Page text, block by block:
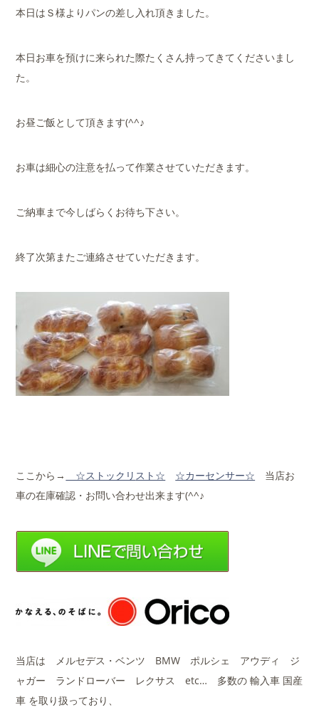
本日はＳ様よりパンの差し入れ頂きました。
本日お車を預けに来られた際たくさん持ってきてくださいまし
た。
お昼ご飯として頂きます(^^♪
お車は細心の注意を払って作業させていただきます。
ご納車まで今しばらくお待ち下さい。
終了次第またご連絡させていただきます。
ここから→ ☆ストックリ スト☆ ☆カーセンサー☆ 当店お
車の在庫確認・お問い合わせ出来ます(^^♪
当店は メルセデス・ベンツ BMW ポルシェ アウディ ジ
ャガー ランドローバー レクサス etc… 多数の 輸入車 国産
車 を取り扱っており、